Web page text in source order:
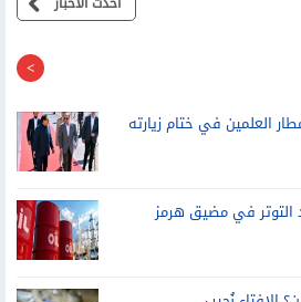
احدث الاخبار
العلمين في ختام زيارته
التوتر في مضيق هرمز